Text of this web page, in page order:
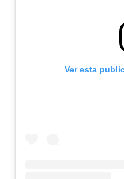
Ver esta